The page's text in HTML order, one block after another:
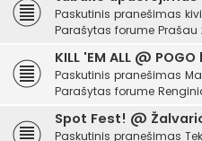
Paskutinis pranešimas
Parašytas forume Prašau
KILL 'EM ALL @
Paskutinis pranešimas
Parašytas forume
Spot Fest! @
Paskutinis pranešimas